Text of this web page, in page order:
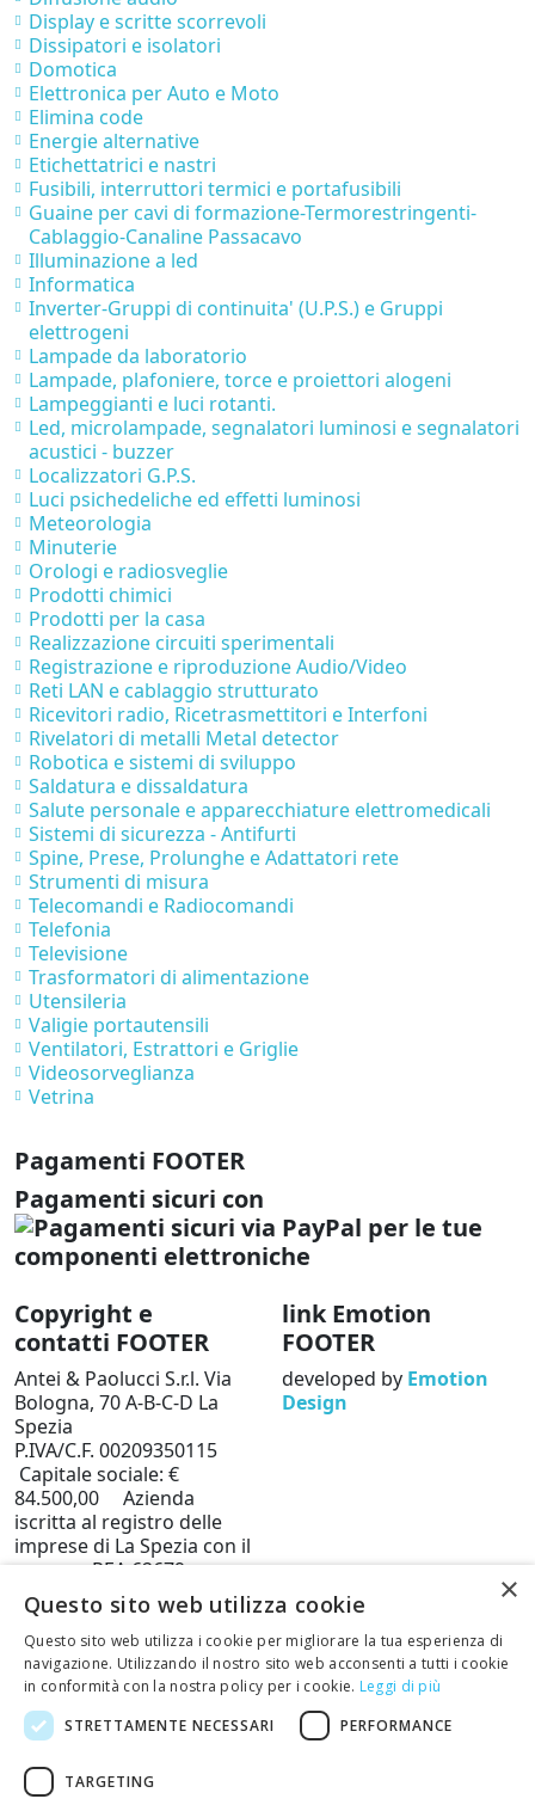
Display e scritte scorrevoli
Dissipatori e isolatori
Domotica
Elettronica per Auto e Moto
Elimina code
Energie alternative
Etichettatrici e nastri
Fusibili, interruttori termici e portafusibili
Guaine per cavi di formazione-Termorestringenti-
Cablaggio-Canaline Passacavo
Illuminazione a led
Informatica
Inverter-Gruppi di continuita' (U.P.S.) e Gruppi
elettrogeni
Lampade da laboratorio
Lampade, plafoniere, torce e proiettori alogeni
Lampeggianti e luci rotanti.
Led, microlampade, segnalatori luminosi e segnalatori
acustici - buzzer
Localizzatori G.P.S.
Luci psichedeliche ed effetti luminosi
Meteorologia
Minuterie
Orologi e radiosveglie
Prodotti chimici
Prodotti per la casa
Realizzazione circuiti sperimentali
Registrazione e riproduzione Audio/Video
Reti LAN e cablaggio strutturato
Ricevitori radio, Ricetrasmettitori e Interfoni
Rivelatori di metalli Metal detector
Robotica e sistemi di sviluppo
Saldatura e dissaldatura
Salute personale e apparecchiature elettromedicali
Sistemi di sicurezza - Antifurti
Spine, Prese, Prolunghe e Adattatori rete
Strumenti di misura
Telecomandi e Radiocomandi
Telefonia
Televisione
Trasformatori di alimentazione
Utensileria
Valigie portautensili
Ventilatori, Estrattori e Griglie
Videosorveglianza
Vetrina
Pagamenti FOOTER
Pagamenti sicuri con
Copyright e
contatti FOOTER
Antei & Paolucci S.r.l. Via
Bologna, 70 A-B-C-D La
Spezia
P.IVA/C.F. 00209350115
Capitale sociale: €
84.500,00 Azienda
iscritta al registro delle
imprese di La Spezia con il
numero REA 62679
Privacy policy
Cookie
Policy
Telefono: 0187 502359
Scrivi una mail al nostro
staff +
link Emotion
FOOTER
developed by Emotion
Design
Restituisci articoli
×
Questo sito web utilizza cookie
Questo sito web utilizza i cookie per migliorare la tua esperienza di
navigazione. Utilizzando il nostro sito web acconsenti a tutti i cookie
in conformità con la nostra policy per i cookie. Leggi di più
STRETTAMENTE NECESSARI
PERFORMANCE
TARGETING